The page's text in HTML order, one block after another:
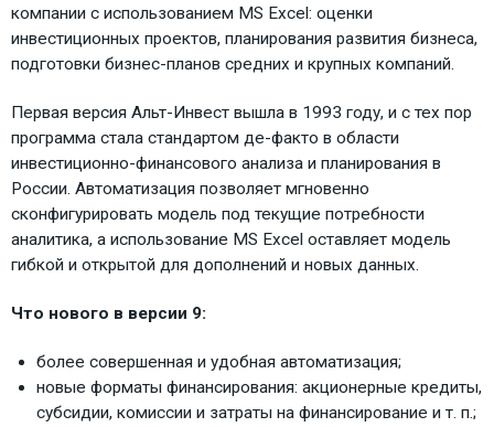
компании с использованием MS Excel: оценки
инвестиционных проектов, планирования развития бизнеса,
подготовки бизнес-планов средних и крупных компаний.
Первая версия Альт-Инвест вышла в 1993 году, и с тех пор
программа стала стандартом де-факто в области
инвестиционно-финансового анализа и планирования в
России. Автоматизация позволяет мгновенно
сконфигурировать модель под текущие потребности
аналитика, а использование MS Excel оставляет модель
гибкой и открытой для дополнений и новых данных.
Что нового в версии 9:
более совершенная и удобная автоматизация;
новые форматы финансирования: акционерные кредиты,
субсидии, комиссии и затраты на финансирование и т. п.;